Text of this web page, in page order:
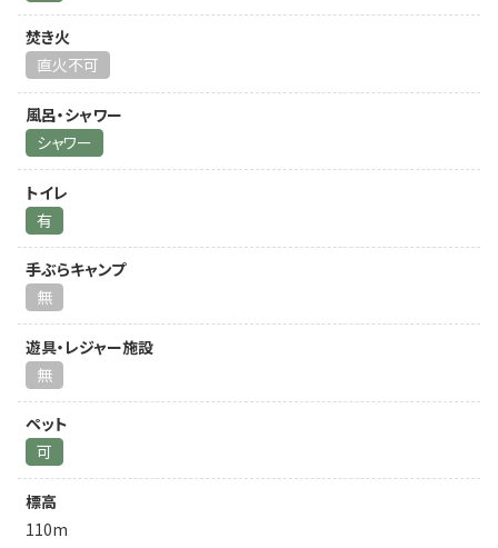
焚き火
直火不可
風呂・シャワー
シャワー
トイレ
有
手ぶらキャンプ
無
遊具・レジャー施設
無
ペット
可
標高
110m